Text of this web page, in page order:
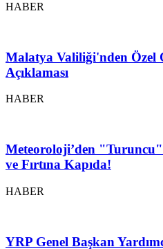
HABER
Malatya Valiliği'nden Özel
Açıklaması
HABER
Meteoroloji’den
ve Fırtına Kapıda!
HABER
YRP Genel Başkan